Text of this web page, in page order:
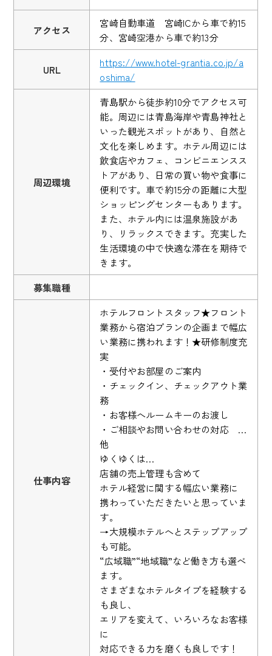
アクセス
宮崎自動車道 宮崎ICから車で約15
分、宮崎空港から車で約13分
URL
https://www.hotel-grantia.co.jp/a
oshima/
周辺環境
青島駅から徒歩約10分でアクセス可
能。周辺には青島海岸や青島神社と
いった観光スポットがあり、自然と
文化を楽しめます。ホテル周辺には
飲食店やカフェ、コンビニエンスス
トアがあり、日常の買い物や食事に
便利です。車で約15分の距離に大型
ショッピングセンターもあります。
また、ホテル内には温泉施設があ
り、リラックスできます。充実した
生活環境の中で快適な滞在を期待で
きます。
募集職種
仕事内容
ホテルフロントスタッフ★フロント
業務から宿泊プランの企画まで幅広
い業務に携われます！★研修制度充
実
・受付やお部屋のご案内
・チェックイン、チェックアウト業
務
・お客様へルームキーのお渡し
・ご相談やお問い合わせの対応 …
他
ゆくゆくは…
店舗の売上管理も含めて
ホテル経営に関する幅広い業務に
携わっていただきたいと思っていま
す。
→大規模ホテルへとステップアップ
も可能。
“広域職”“地域職”など働き方も選べ
ます。
さまざまなホテルタイプを経験する
も良し、
エリアを変えて、いろいろなお客様
に
対応できる力を磨くも良しです！